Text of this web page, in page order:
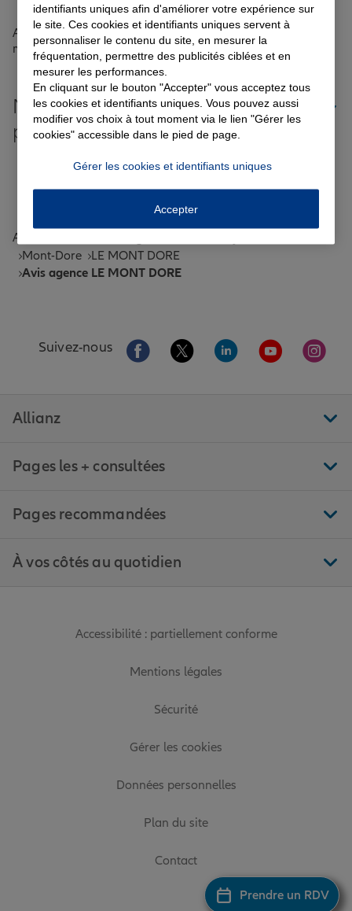
Protection juridique
Retraite
Tous nos devis d'assurance
Prendre un RDV
Aucun avis sur votre agence n'a été retrouvé pour le
moment
Nos offres d'assurance dans les
plus grandes villes de France
Toutes les agences Allianz de France
Tous nos guides et conseils Allianz
Accueil
Mont-Dore
LE MONT DORE
Avis agence LE MONT DORE
Suivez-nous Aller sur la page Facebook de Allianz
Aller sur la page Twitter de
Aller sur la page
Aller sur la
Aller
Allianz
Pages les + consultées
Pages recommandées
À vos côtés au quotidien
Accessibilité : partiellement conforme
Mentions légales
Sécurité
Gérer les cookies
Données personnelles
Plan du site
Contact
identifiants uniques afin d'améliorer votre expérience sur
le site. Ces cookies et identifiants uniques servent à
personnaliser le contenu du site, en mesurer la
fréquentation, permettre des publicités ciblées et en
mesurer les performances.
En cliquant sur le bouton "Accepter" vous acceptez tous
les cookies et identifiants uniques. Vous pouvez aussi
modifier vos choix à tout moment via le lien "Gérer les
cookies" accessible dans le pied de page.
Gérer les cookies et identifiants uniques
Accepter